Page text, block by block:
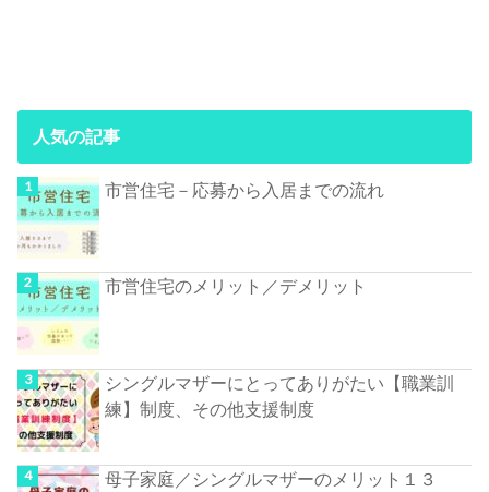
人気の記事
市営住宅－応募から入居までの流れ
市営住宅のメリット／デメリット
シングルマザーにとってありがたい【職業訓
練】制度、その他支援制度
母子家庭／シングルマザーのメリット１３